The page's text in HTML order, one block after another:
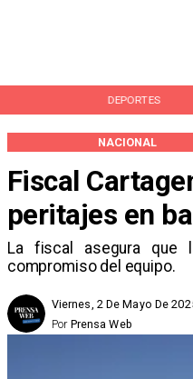
DEPORTES
Fiscal
peritajes en
La fiscal asegura que
compromiso del equipo.
NACIONAL
Viernes, 2 De Mayo De
Prensa Web
Por